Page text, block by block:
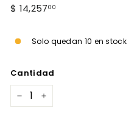
Precio
$ 14,257 00
Solo quedan 10 en stock
Cantidad
+